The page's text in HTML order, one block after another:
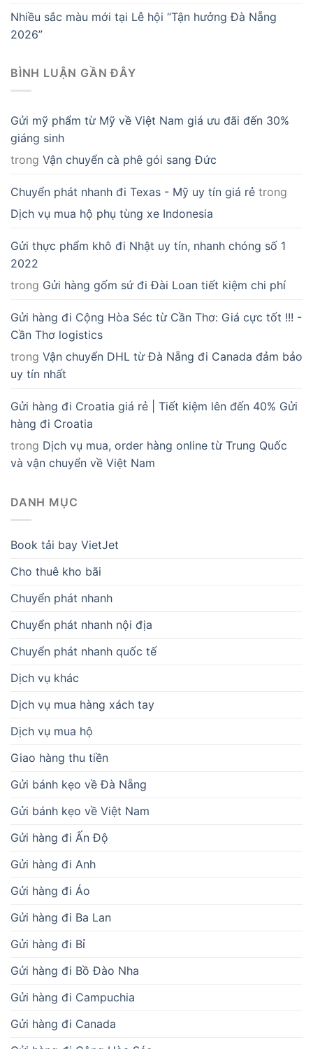
Nhiều sắc màu mới tại Lễ hội “Tận hưởng Đà Nẵng
2026”
BÌNH LUẬN GẦN ĐÂY
Gửi mỹ phẩm từ Mỹ về Việt Nam giá ưu đãi đến 30%
giáng sinh
trong Vận chuyển cà phê gói sang Đức
Chuyển phát nhanh đi Texas - Mỹ uy tín giá rẻ trong
Dịch vụ mua hộ phụ tùng xe Indonesia
Gửi thực phẩm khô đi Nhật uy tín, nhanh chóng số 1
2022
trong Gửi hàng gốm sứ đi Đài Loan tiết kiệm chi phí
Gửi hàng đi Cộng Hòa Séc từ Cần Thơ: Giá cực tốt !!! -
Cần Thơ logistics
trong Vận chuyển DHL từ Đà Nẵng đi Canada đảm bảo
uy tín nhất
Gửi hàng đi Croatia giá rẻ | Tiết kiệm lên đến 40% Gửi
hàng đi Croatia
trong Dịch vụ mua, order hàng online từ Trung Quốc
và vận chuyển về Việt Nam
DANH MỤC
Book tải bay VietJet
Cho thuê kho bãi
Chuyển phát nhanh
Chuyển phát nhanh nội địa
Chuyển phát nhanh quốc tế
Dịch vụ khác
Dịch vụ mua hàng xách tay
Dịch vụ mua hộ
Giao hàng thu tiền
Gửi bánh kẹo về Đà Nẵng
Gửi bánh kẹo về Việt Nam
Gửi hàng đi Ấn Độ
Gửi hàng đi Anh
Gửi hàng đi Áo
Gửi hàng đi Ba Lan
Gửi hàng đi Bỉ
Gửi hàng đi Bồ Đào Nha
Gửi hàng đi Campuchia
Gửi hàng đi Canada